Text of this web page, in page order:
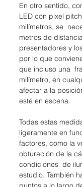
En otro sentido,
LED con pixel
milímetros, se
metros de
presentadores y
por lo que
que incluso una
milímetro, en
afectar a la
esté en escena.
Todas estas
ligeramente en
factores, como la
obturación de la
condiciones  de
estudio. También